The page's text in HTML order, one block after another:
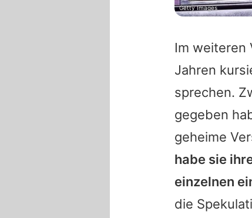
Im weiteren
Jahren
sprechen.
gegeben
geheime
habe sie
einzelnen
die
Getty Images